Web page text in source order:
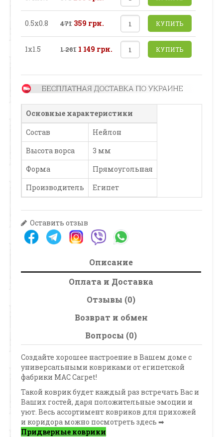
0.5х0.8 471 359 грн. КУПИТЬ
1х1.5 1 261 1 149 грн. КУПИТЬ
Основные характеристики
Состав
Нейлон
Высота ворса
3 мм
Форма
Прямоугольная
Производитель
Египет
Оставить отзыв
Описание
Оплата и Доставка
Отзывы (0)
Возврат и обмен
Вопросы (0)
Создайте хорошее настроение в Вашем доме с
универсальными ковриками от египетской
фабрики MAC Carpet!
Такой коврик будет каждый раз встречать Вас и
Ваших гостей, даря положительные эмоции и
уют. Весь ассортимент ковриков для прихожей
и коридора можно посмотреть здесь ➡
Придверные коврики